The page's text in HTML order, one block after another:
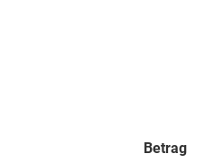
Betrag